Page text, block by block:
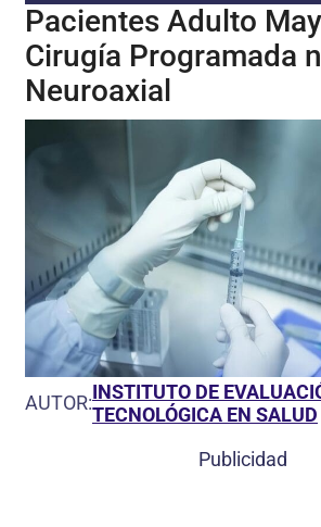
Pacientes Adulto
Cirugía Programada
Neuroaxial
AUTOR:INSTITUTO DE
TECNOLÓGICA EN SALUD
Publicidad